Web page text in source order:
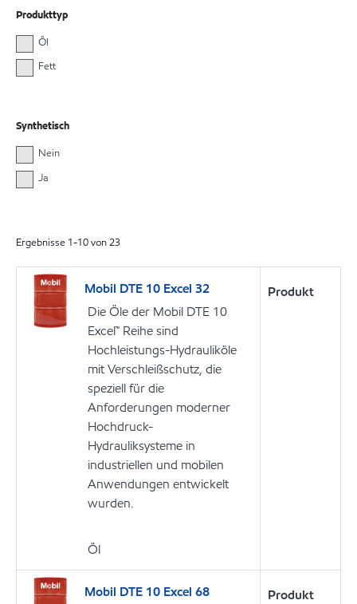
Produkttyp
Öl
Fett
Synthetisch
Nein
Ja
Ergebnisse 1-10von23
Mobil DTE 10 Excel 32
Die Öle der Mobil DTE 10
Excel™ Reihe sind
Hochleistungs-Hydrauliköle
mit Verschleißschutz, die
speziell für die
Anforderungen moderner
Hochdruck-
Hydrauliksysteme in
industriellen und mobilen
Anwendungen entwickelt
wurden.
Öl
Produkt
Mobil DTE 10 Excel 68
Produkt